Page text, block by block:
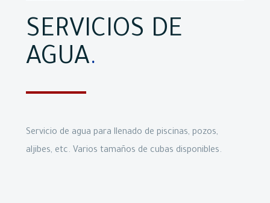
SERVICIOS DE
AGUA.
Servicio de agua para llenado de piscinas, pozos,
aljibes, etc. Varios tamaños de cubas disponibles.